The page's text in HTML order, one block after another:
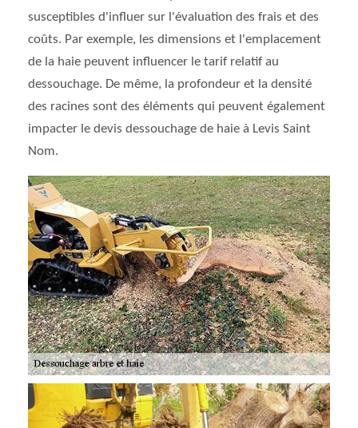
susceptibles d'influer sur l'évaluation des frais et des
coûts. Par exemple, les dimensions et l'emplacement
de la haie peuvent influencer le tarif relatif au
dessouchage. De même, la profondeur et la densité
des racines sont des éléments qui peuvent également
impacter le devis dessouchage de haie à Levis Saint
Nom.